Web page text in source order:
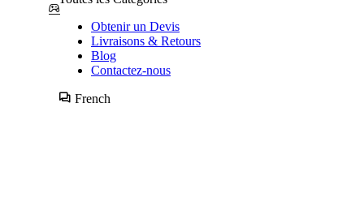
Obtenir un Devis
Livraisons & Retours
Blog
Contactez-nous
French